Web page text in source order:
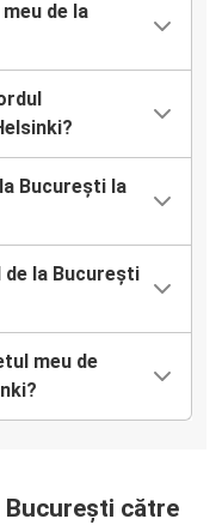
de la
București la
la București
meu de
București către